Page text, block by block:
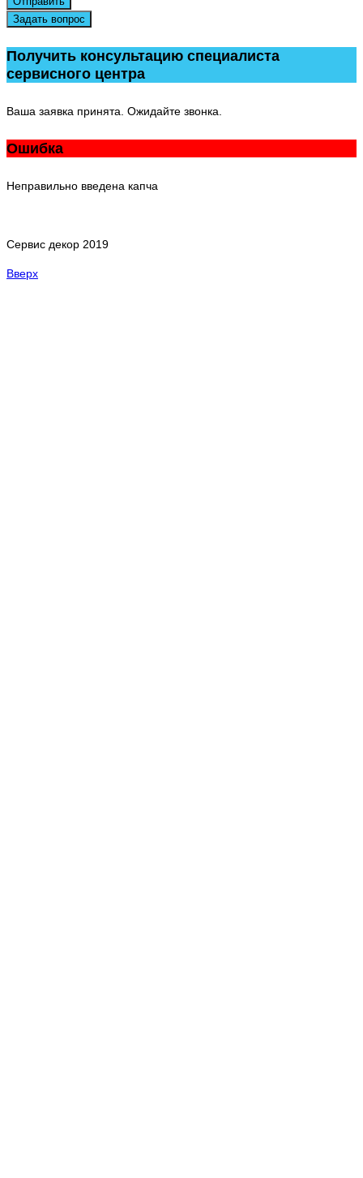
Задать вопрос
Получить консультацию специалиста
сервисного центра
Ваша заявка принята. Ожидайте звонка.
Ошибка
Неправильно введена капча
Сервис декор 2019
Вверх